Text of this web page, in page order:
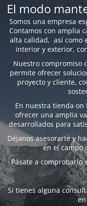
El modo
Somos una empresa
Contamos con amplia
alta calidad, así como
interior y exterior,
Nuestro compromiso
permite ofrecer
proyecto y cliente,
En nuestra tienda
ofrecer una amplia
desarrollados para
Déjanos asesorarte y
en el campo
Pásate a comprobarlo
Si tienes alguna